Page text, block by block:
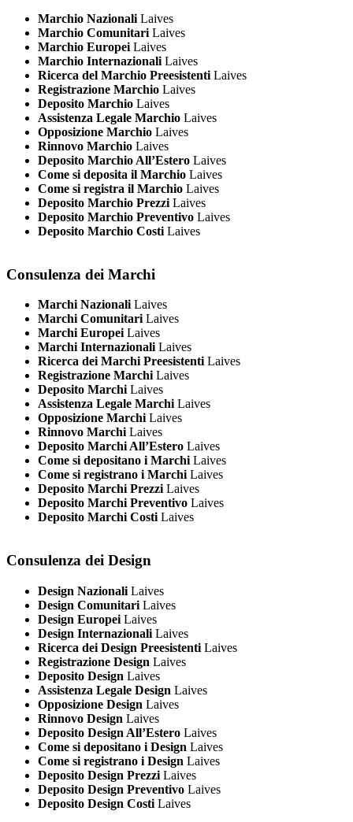
Marchio Nazionali Laives
Marchio Comunitari Laives
Marchio Europei Laives
Marchio Internazionali Laives
Ricerca del Marchio Preesistenti Laives
Registrazione Marchio Laives
Deposito Marchio Laives
Assistenza Legale Marchio Laives
Opposizione Marchio Laives
Rinnovo Marchio Laives
Deposito Marchio All’Estero Laives
Come si deposita il Marchio Laives
Come si registra il Marchio Laives
Deposito Marchio Prezzi Laives
Deposito Marchio Preventivo Laives
Deposito Marchio Costi Laives
Consulenza dei Marchi
Marchi Nazionali Laives
Marchi Comunitari Laives
Marchi Europei Laives
Marchi Internazionali Laives
Ricerca dei Marchi Preesistenti Laives
Registrazione Marchi Laives
Deposito Marchi Laives
Assistenza Legale Marchi Laives
Opposizione Marchi Laives
Rinnovo Marchi Laives
Deposito Marchi All’Estero Laives
Come si depositano i Marchi Laives
Come si registrano i Marchi Laives
Deposito Marchi Prezzi Laives
Deposito Marchi Preventivo Laives
Deposito Marchi Costi Laives
Consulenza dei Design
Design Nazionali Laives
Design Comunitari Laives
Design Europei Laives
Design Internazionali Laives
Ricerca dei Design Preesistenti Laives
Registrazione Design Laives
Deposito Design Laives
Assistenza Legale Design Laives
Opposizione Design Laives
Rinnovo Design Laives
Deposito Design All’Estero Laives
Come si depositano i Design Laives
Come si registrano i Design Laives
Deposito Design Prezzi Laives
Deposito Design Preventivo Laives
Deposito Design Costi Laives